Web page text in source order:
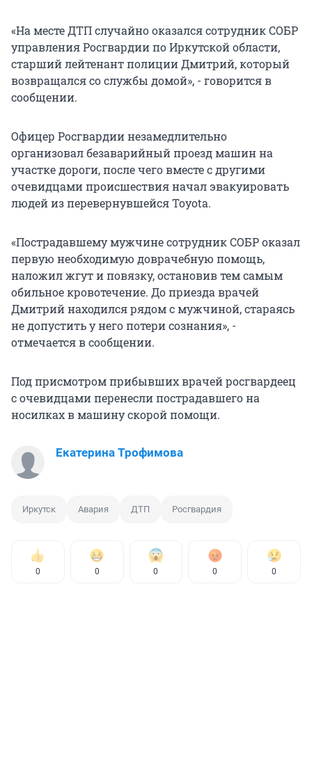
«На месте ДТП случайно оказался сотрудник СОБР
управления Росгвардии по Иркутской области,
старший лейтенант полиции Дмитрий, который
возвращался со службы домой», - говорится в
сообщении.
Офицер Росгвардии незамедлительно
организовал безаварийный проезд машин на
участке дороги, после чего вместе с другими
очевидцами происшествия начал эвакуировать
людей из перевернувшейся Toyota.
«Пострадавшему мужчине сотрудник СОБР оказал
первую необходимую доврачебную помощь,
наложил жгут и повязку, остановив тем самым
обильное кровотечение. До приезда врачей
Дмитрий находился рядом с мужчиной, стараясь
не допустить у него потери сознания», -
отмечается в сообщении.
Под присмотром прибывших врачей росгвардеец
с очевидцами перенесли пострадавшего на
носилках в машину скорой помощи.
Екатерина Трофимова
Иркутск Авария ДТП Росгвардия
0 0 0 0 0